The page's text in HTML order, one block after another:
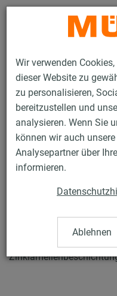
Wir verwenden
dieser Website zu
zu personalisieren,
bereitzustellen und
analysieren. Wenn Sie
können wir auch
Analysepartner über
informieren.
Ablehnen
Produkte
Feuerverzinkte Produkte
MPR-Hammerkopfbefestiger
MPR-